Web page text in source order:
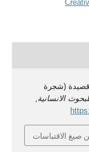
قصيدة (شجرة
الانسانية,
صيغ الاقتباسات